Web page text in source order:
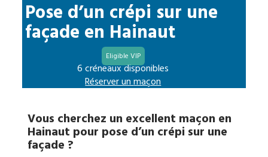
Pose d’un crépi sur une
façade en Hainaut
Eligible VIP
6 créneaux disponibles
Réserver unmaçon
Vous cherchez un excellent maçon en
Hainaut pour pose d’un crépi sur une
façade ?